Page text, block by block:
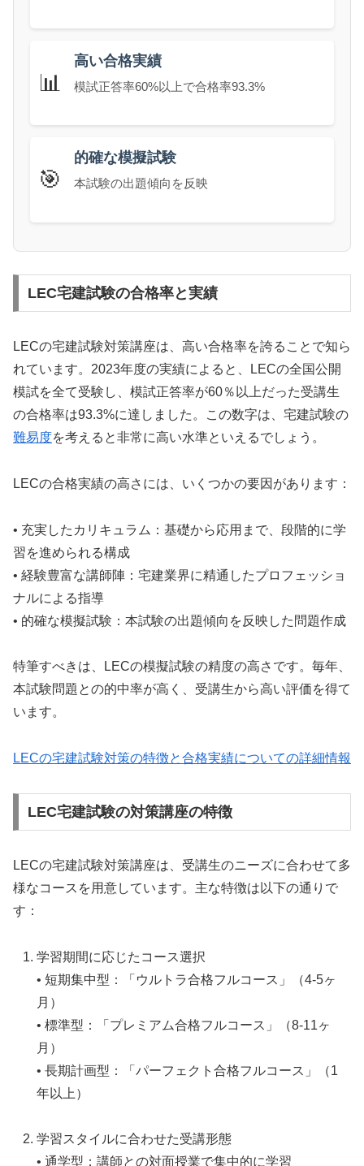
📊
高い合格実績
模試正答率60%以上で合格率93.3%
🎯
的確な模擬試験
本試験の出題傾向を反映
LEC宅建試験の合格率と実績
LECの宅建試験対策講座は、高い合格率を誇ることで知ら
れています。2023年度の実績によると、LECの全国公開
模試を全て受験し、模試正答率が60％以上だった受講生
の合格率は93.3%に達しました。この数字は、宅建試験の
難易度を考えると非常に高い水準といえるでしょう。
LECの合格実績の高さには、いくつかの要因があります：
• 充実したカリキュラム：基礎から応用まで、段階的に学
習を進められる構成
• 経験豊富な講師陣：宅建業界に精通したプロフェッショ
ナルによる指導
• 的確な模擬試験：本試験の出題傾向を反映した問題作成
特筆すべきは、LECの模擬試験の精度の高さです。毎年、
本試験問題との的中率が高く、受講生から高い評価を得て
います。
LECの宅建試験対策の特徴と合格実績についての詳細情報
LEC宅建試験の対策講座の特徴
LECの宅建試験対策講座は、受講生のニーズに合わせて多
様なコースを用意しています。主な特徴は以下の通りで
す：
学習期間に応じたコース選択
• 短期集中型：「ウルトラ合格フルコース」（4-5ヶ
月）
• 標準型：「プレミアム合格フルコース」（8-11ヶ
月）
• 長期計画型：「パーフェクト合格フルコース」（1
年以上）
学習スタイルに合わせた受講形態
• 通学型：講師との対面授業で集中的に学習